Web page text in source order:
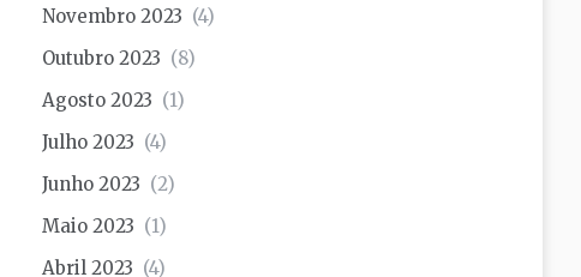
Novembro 2023 (4)
Outubro 2023 (8)
Agosto 2023 (1)
Julho 2023 (4)
Junho 2023 (2)
Maio 2023 (1)
Abril 2023 (4)